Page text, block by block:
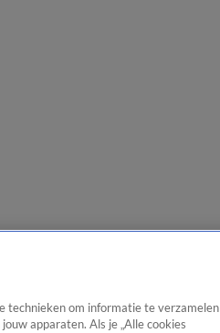
technieken om informatie te verzamelen
apparaten. Als je „Alle cookies